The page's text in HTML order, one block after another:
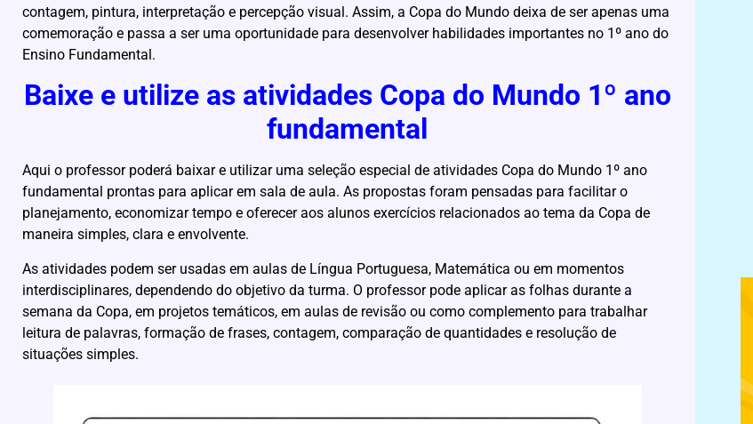
contagem, pintura, interpretação e percepção visual. Assim, a Copa do Mundo deixa de ser apenas uma
comemoração e passa a ser uma oportunidade para desenvolver habilidades importantes no 1º ano do
Ensino Fundamental.
Baixe e utilize as atividades Copa do Mundo 1º ano
fundamental
Aqui o professor poderá baixar e utilizar uma seleção especial de atividades Copa do Mundo 1º ano
fundamental prontas para aplicar em sala de aula. As propostas foram pensadas para facilitar o
planejamento, economizar tempo e oferecer aos alunos exercícios relacionados ao tema da Copa de
maneira simples, clara e envolvente.
As atividades podem ser usadas em aulas de Língua Portuguesa, Matemática ou em momentos
interdisciplinares, dependendo do objetivo da turma. O professor pode aplicar as folhas durante a
semana da Copa, em projetos temáticos, em aulas de revisão ou como complemento para trabalhar
leitura de palavras, formação de frases, contagem, comparação de quantidades e resolução de
situações simples.